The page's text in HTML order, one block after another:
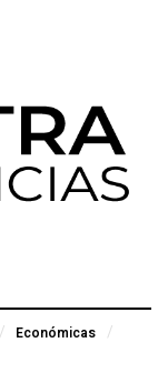
Económicas